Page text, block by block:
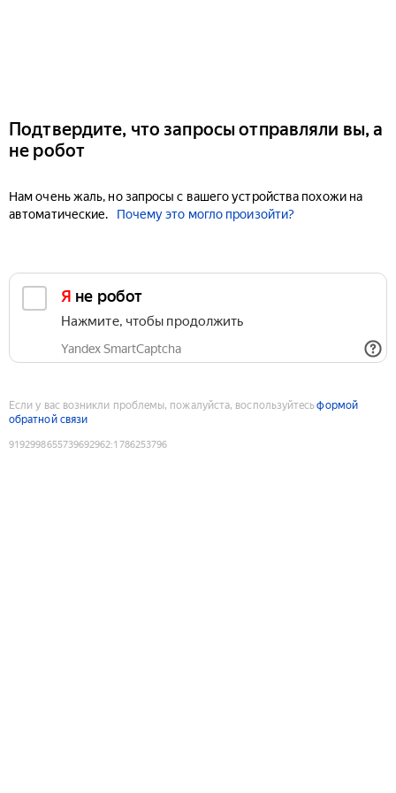
Подтвердите, что запросы отправляли вы, а
не робот
Нам очень жаль, но запросы с вашего устройства похожи на
автоматические.
Почему это могло произойти?
Я не робот
Нажмите, чтобы продолжить
Yandex SmartCaptcha
Если у вас возникли проблемы, пожалуйста, воспользуйтесьформой
обратной связи
9192998655739692962:1786253796